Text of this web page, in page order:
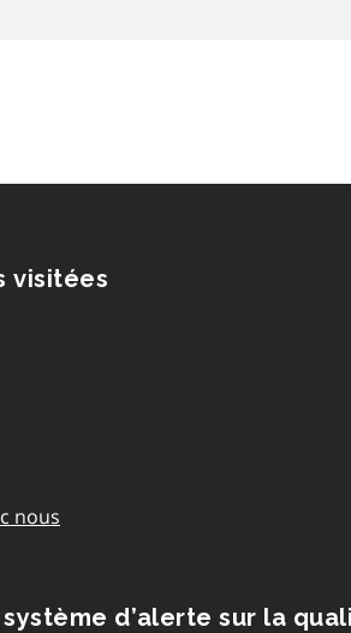
visitées
nous
d’alerte sur la